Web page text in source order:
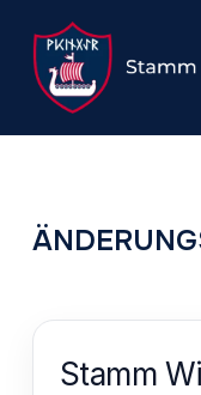
Stamm